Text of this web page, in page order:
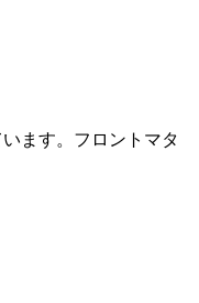
ます。フロントマタ